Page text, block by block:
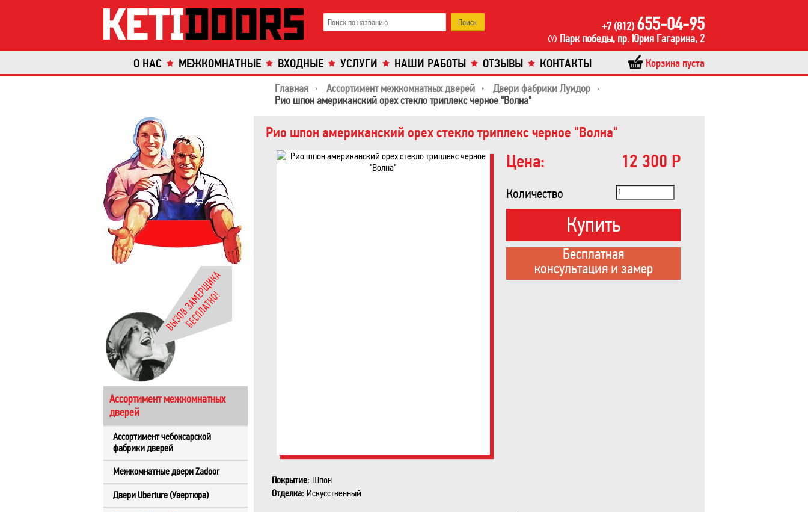
+7 (812) 655-04-95
Парк победы, пр. Юрия Гагарина, 2
О НАС МЕЖКОМНАТНЫЕ ВХОДНЫЕ УСЛУГИ НАШИ РАБОТЫ ОТЗЫВЫ КОНТАКТЫ
Корзина пуста
Главная
Ассортимент межкомнатных дверей
Двери фабрики Луидор
Рио шпон американский орех стекло триплекс черное "Волна"
Ассортимент межкомнатных
дверей
Ассортимент чебоксарской
фабрики дверей
Межкомнатные двери Zadoor
Двери Uberture (Увертюра)
Рио шпон американский орех стекло триплекс черное "Волна"
Цена: 12 300 Р
Количество
Купить
Бесплатная
консультация и замер
Покрытие: Шпон
Отделка: Искусственный